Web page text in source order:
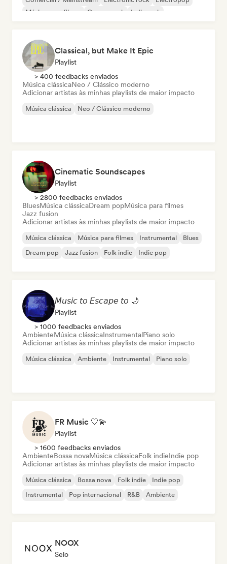
Música para filmes
Garage rock Indie rock
Classical, but Make It Epic
Playlist
> 400 feedbacks enviados
Música clássicaNeo / Clássico moderno
Adicionar artistas às minhas playlists de maior impacto
Música clássica Neo / Clássico moderno
Cinematic Soundscapes
Playlist
> 2800 feedbacks enviados
BluesMúsica clássicaDream popMúsica para filmes
Jazz fusion
Adicionar artistas às minhas playlists de maior impacto
Música clássica Música para filmes Instrumental
Blues
Dream pop
Jazz fusion Folk indie Indie pop
𝘔𝘶𝘴𝘪𝘤 𝘵𝘰 𝘌𝘴𝘤𝘢𝘱𝘦 𝘵𝘰 🌙
Playlist
> 1000 feedbacks enviados
AmbienteMúsica clássicaInstrumentalPiano solo
Adicionar artistas às minhas playlists de maior impacto
Música clássica Ambiente Instrumental Piano solo
FR Music 🤍💫
Playlist
> 1600 feedbacks enviados
AmbienteBossa novaMúsica clássicaFolk indieIndie pop
Adicionar artistas às minhas playlists de maior impacto
Música clássica Bossa nova Folk indie
Indie pop
Instrumental
Pop internacional R&B Ambiente
NOOX
Selo